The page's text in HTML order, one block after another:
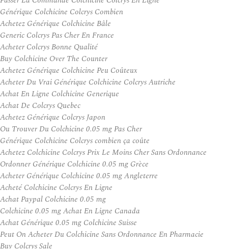
Générique Colchicine Colcrys Combien
Achetez Générique Colchicine Bâle
Generic Colcrys Pas Cher En France
Acheter Colcrys Bonne Qualité
Buy Colchicine Over The Counter
Achetez Générique Colchicine Peu Coûteux
Acheter Du Vrai Générique Colchicine Colcrys Autriche
Achat En Ligne Colchicine Generique
Achat De Colcrys Quebec
Achetez Générique Colcrys Japon
Ou Trouver Du Colchicine 0.05 mg Pas Cher
Générique Colchicine Colcrys combien ça coûte
Achetez Colchicine Colcrys Prix Le Moins Cher Sans Ordonnance
Ordonner Générique Colchicine 0.05 mg Grèce
Acheter Générique Colchicine 0.05 mg Angleterre
Acheté Colchicine Colcrys En Ligne
Achat Paypal Colchicine 0.05 mg
Colchicine 0.05 mg Achat En Ligne Canada
Achat Générique 0.05 mg Colchicine Suisse
Peut On Acheter Du Colchicine Sans Ordonnance En Pharmacie
Buy Colcrys Sale